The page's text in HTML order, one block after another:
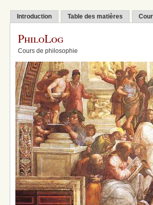
Introduction Table des matières
PhiloLog
Cours de philosophie